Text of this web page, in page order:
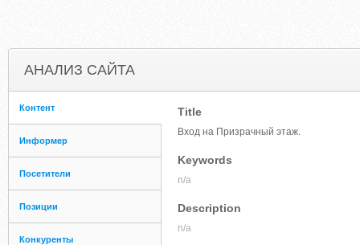
АНАЛИЗ САЙТА
Контент
Информер
Посетители
Позиции
Конкуренты
Title
Вход на Призрачный этаж.
Keywords
n/a
Description
n/a